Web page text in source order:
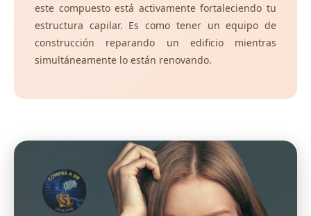
este compuesto está activamente fortaleciendo tu
estructura capilar. Es como tener un equipo de
construcción reparando un edificio mientras
simultáneamente lo están renovando.